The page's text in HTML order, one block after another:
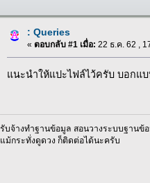
: Queries
« ตอบกลับ #1 เมื่อ: 22 ธ.ค. 62 ,
แนะนำให้แปะไฟล์ไว้ครับ บอกแ
รับจ้างทำฐานข้อมูล สอนวางระบบฐานข้อ
แม้กระทั่งดูดวง ก็ติดต่อได้นะครับ